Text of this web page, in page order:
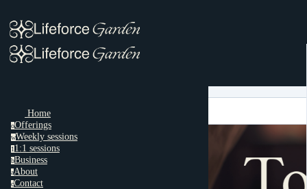
Home
oOfferings
wWeekly sessions
1 1:1 sessions
bBusiness
aAbout
cContact